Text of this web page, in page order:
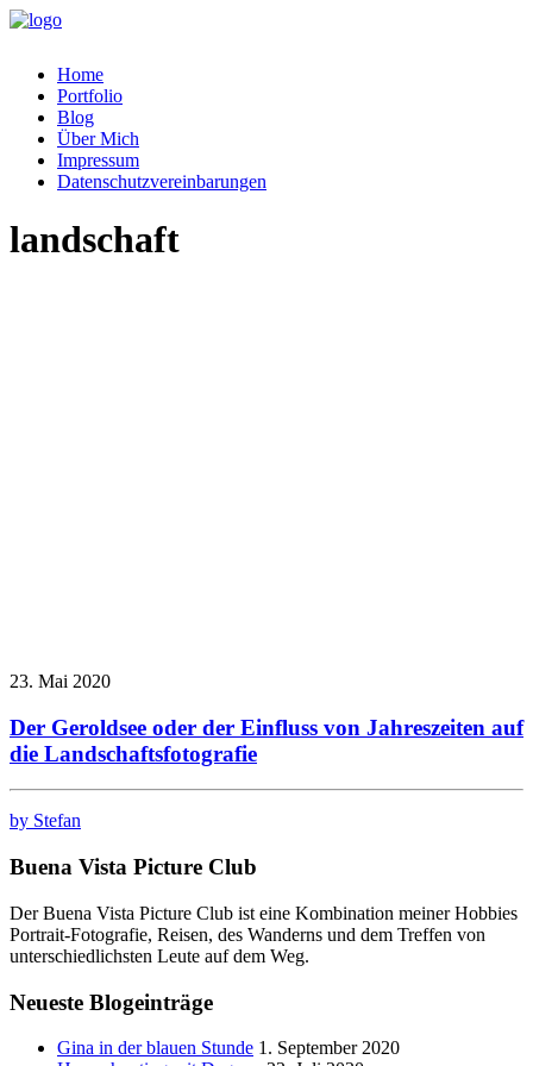
Home
Portfolio
Blog
Über Mich
Impressum
Datenschutzvereinbarungen
landschaft
23. Mai 2020
Der Geroldsee oder der Einfluss von Jahreszeiten auf
die Landschaftsfotografie
by Stefan
Buena Vista Picture Club
Der Buena Vista Picture Club ist eine Kombination meiner Hobbies
Portrait-Fotografie, Reisen, des Wanderns und dem Treffen von
unterschiedlichsten Leute auf dem Weg.
Neueste Blogeinträge
Gina in der blauen Stunde 1. September 2020